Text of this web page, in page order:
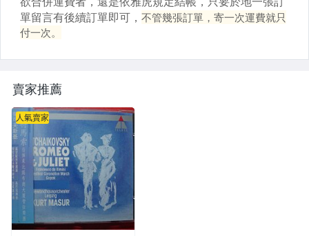
賣家推薦
人氣賣家